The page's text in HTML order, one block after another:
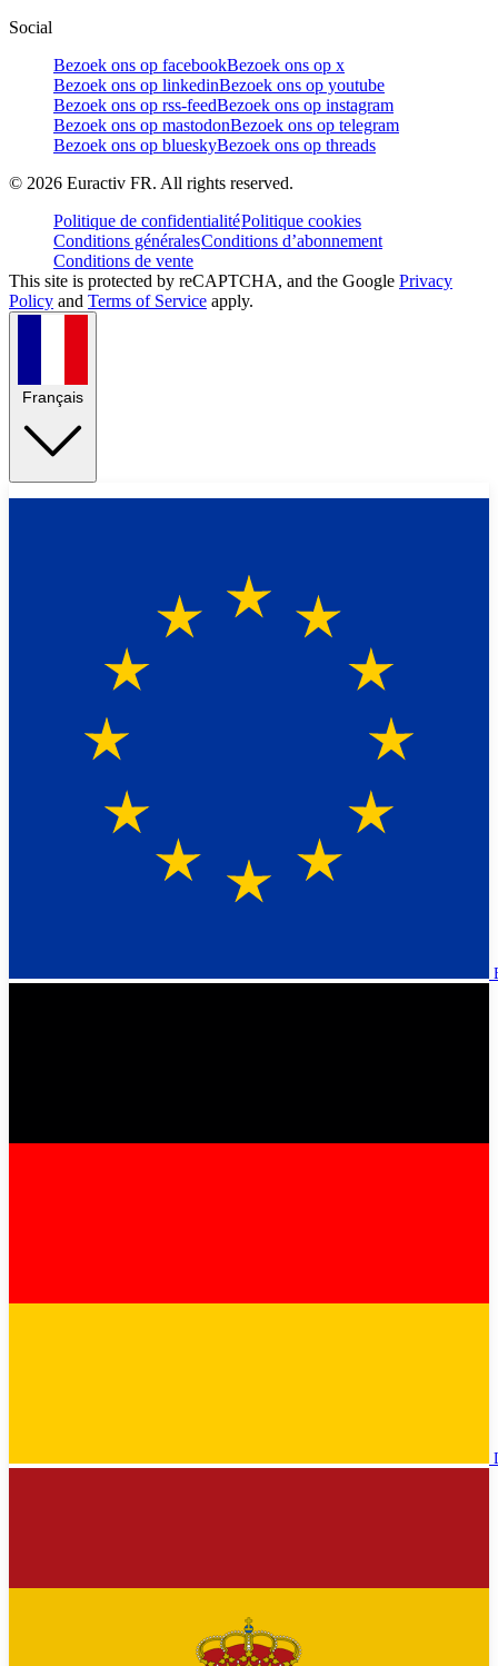
Social
Bezoek ons op facebookBezoek ons op x
Bezoek ons op linkedinBezoek ons op youtube
Bezoek ons op rss-feedBezoek ons op instagram
Bezoek ons op mastodonBezoek ons op telegram
Bezoek ons op blueskyBezoek ons op threads
© 2026 Euractiv FR. All rights reserved.
Politique de confidentialitéPolitique cookies
Conditions généralesConditions d’abonnement
Conditions de vente
This site is protected by reCAPTCHA, and the Google Privacy
Policy and Terms of Service apply.
Français